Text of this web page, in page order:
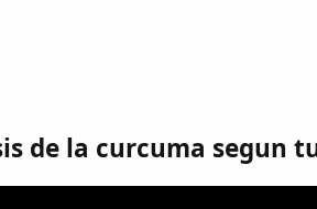
de la curcuma segun